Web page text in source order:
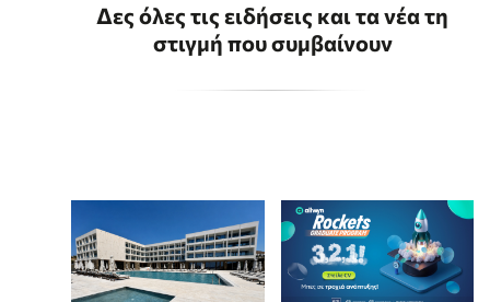
Δες όλες τις ειδήσεις και τα νέα τη
στιγμή που συμβαίνουν